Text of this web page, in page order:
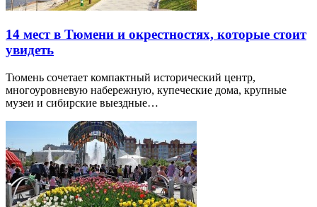
14 мест в Тюмени и окрестностях, которые стоит
увидеть
Тюмень сочетает компактный исторический центр,
многоуровневую набережную, купеческие дома, крупные
музеи и сибирские выездные…